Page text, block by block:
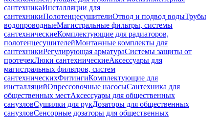
сантехникаИнсталляции для
сантехникиПолотенцесушителиОтвод и подвод водыТрубы
водопроводныеМагистральные фильтры, системы
сантехническиеКомплектующие для радиаторов,
полотенцесушителейМонтажные комплекты для
сантехникиРегулирующая арматураСистемы защиты от
протечекЛюки сантехническиеАксессуары для
магистральных фильтров, систем
сантехническихФитингиКомплектующие для
инсталляцийОпрессовочные насосыСантехника для
общественных местАксессуары для общественных
санузловСушилки для рукДозаторы для общественных
санузловСенсорные дозаторы для общественных